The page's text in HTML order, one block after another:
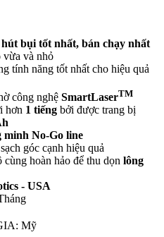
bụi tốt nhất, bán chạy nhất
vừa và nhỏ
tính năng tốt nhất cho hiệu quả
công nghệ SmartLaserTM
hơn 1 tiếng bởi được trang bị
minh No-Go line
góc cạnh hiệu quả
hoàn hảo để thu dọn lông
- USA
Mỹ